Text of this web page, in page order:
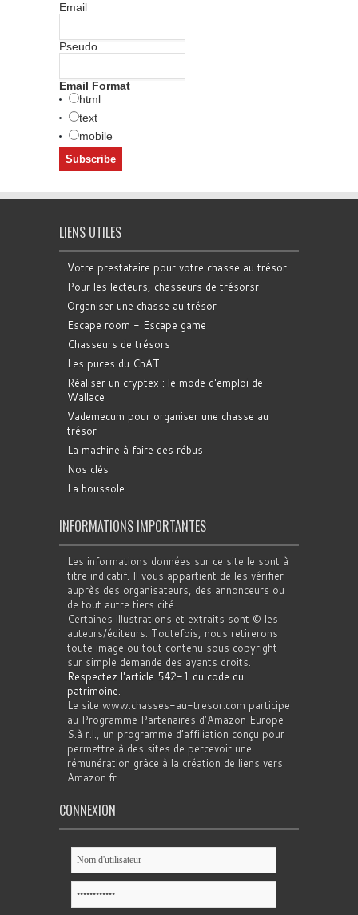
Email
Pseudo
Email Format
html
text
mobile
LIENS UTILES
Votre prestataire pour votre chasse au trésor
Pour les lecteurs, chasseurs de trésorsr
Organiser une chasse au trésor
Escape room - Escape game
Chasseurs de trésors
Les puces du ChAT
Réaliser un cryptex : le mode d'emploi de
Wallace
Vademecum pour organiser une chasse au
trésor
La machine à faire des rébus
Nos clés
La boussole
INFORMATIONS IMPORTANTES
Les informations données sur ce site le sont à
titre indicatif. Il vous appartient de les vérifier
auprès des organisateurs, des annonceurs ou
de tout autre tiers cité.
Certaines illustrations et extraits sont © les
auteurs/éditeurs. Toutefois, nous retirerons
toute image ou tout contenu sous copyright
sur simple demande des ayants droits.
Respectez l'article 542-1 du code du
patrimoine.
Le site www.chasses-au-tresor.com participe
au Programme Partenaires d’Amazon Europe
S.à r.l., un programme d’affiliation conçu pour
permettre à des sites de percevoir une
rémunération grâce à la création de liens vers
Amazon.fr
CONNEXION